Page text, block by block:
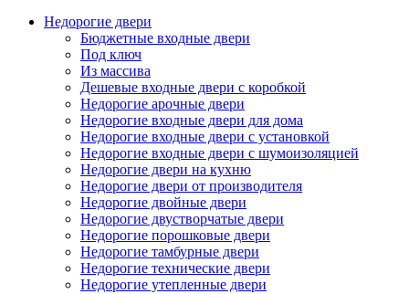
Недорогие двери
Бюджетные входные двери
Под ключ
Из массива
Дешевые входные двери с коробкой
Недорогие арочные двери
Недорогие входные двери для дома
Недорогие входные двери с установкой
Недорогие входные двери с шумоизоляцией
Недорогие двери на кухню
Недорогие двери от производителя
Недорогие двойные двери
Недорогие двустворчатые двери
Недорогие порошковые двери
Недорогие тамбурные двери
Недорогие технические двери
Недорогие утепленные двери